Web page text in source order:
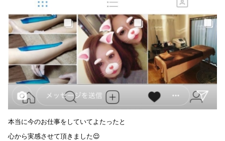
本当に今のお仕事をしていてよたったと
心から実感させて頂きました😌